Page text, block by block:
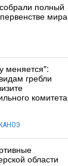
полный
мира
меняется":
гребли
комитета
области